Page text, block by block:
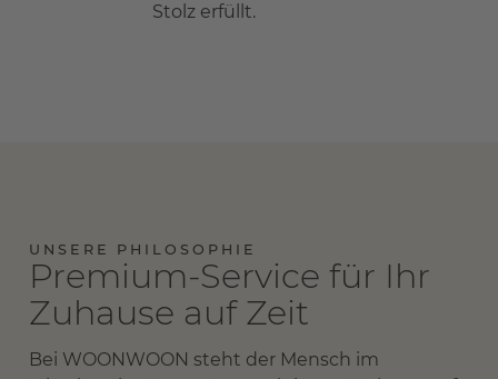
Stolz erfüllt.
UNSERE PHILOSOPHIE
Premium-Service für Ihr
Zuhause auf Zeit
Bei WOONWOON steht der Mensch im